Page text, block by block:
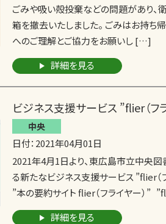
ごみや吸い殻投棄などの問題があり、
箱を撤去いたしました。 ごみはお持ち
へのご理解とご協力をお願いし […]
詳細を見る
ビジネス支援サービス ”flier（フ
中央
日付：2021年04月01日
2021年4月1日より、東広島市立中央
る新たなビジネス支援サービス ”flier（
”本の要約サイト flier（フライヤー）”
詳細を見る